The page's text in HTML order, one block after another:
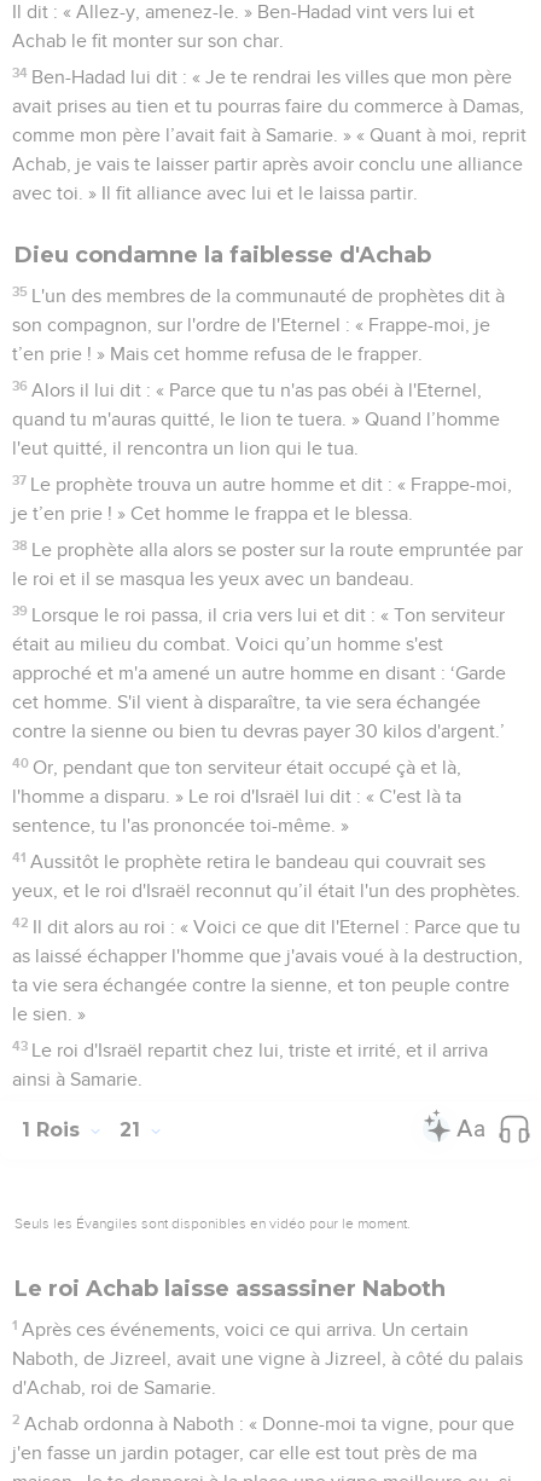
Il dit : « Allez-y, amenez-le. » Ben-Hadad vint vers lui et
Achab le fit monter sur son char.
34 Ben-Hadad lui dit : « Je te rendrai les villes que mon père
avait prises au tien et tu pourras faire du commerce à Damas,
comme mon père l’avait fait à Samarie. » « Quant à moi, reprit
Achab, je vais te laisser partir après avoir conclu une alliance
avec toi. » Il fit alliance avec lui et le laissa partir.
Dieu condamne la faiblesse d'Achab
35 L'un des membres de la communauté de prophètes dit à
son compagnon, sur l'ordre de l'Eternel : « Frappe-moi, je
t’en prie ! » Mais cet homme refusa de le frapper.
36 Alors il lui dit : « Parce que tu n'as pas obéi à l'Eternel,
quand tu m'auras quitté, le lion te tuera. » Quand l’homme
l'eut quitté, il rencontra un lion qui le tua.
37 Le prophète trouva un autre homme et dit : « Frappe-moi,
je t’en prie ! » Cet homme le frappa et le blessa.
38 Le prophète alla alors se poster sur la route empruntée par
le roi et il se masqua les yeux avec un bandeau.
39 Lorsque le roi passa, il cria vers lui et dit : « Ton serviteur
était au milieu du combat. Voici qu’un homme s'est
approché et m'a amené un autre homme en disant : ‘Garde
cet homme. S'il vient à disparaître, ta vie sera échangée
contre la sienne ou bien tu devras payer 30 kilos d'argent.’
40 Or, pendant que ton serviteur était occupé çà et là,
l'homme a disparu. » Le roi d'Israël lui dit : « C'est là ta
sentence, tu l'as prononcée toi-même. »
41 Aussitôt le prophète retira le bandeau qui couvrait ses
yeux, et le roi d'Israël reconnut qu’il était l'un des prophètes.
42 Il dit alors au roi : « Voici ce que dit l'Eternel : Parce que tu
as laissé échapper l'homme que j'avais voué à la destruction,
ta vie sera échangée contre la sienne, et ton peuple contre
le sien. »
43 Le roi d'Israël repartit chez lui, triste et irrité, et il arriva
ainsi à Samarie.
1 Rois 21
Seuls les Évangiles sont disponibles en vidéo pour le moment.
Le roi Achab laisse assassiner Naboth
1 Après ces événements, voici ce qui arriva. Un certain
Naboth, de Jizreel, avait une vigne à Jizreel, à côté du palais
d'Achab, roi de Samarie.
2 Achab ordonna à Naboth : « Donne-moi ta vigne, pour que
j'en fasse un jardin potager, car elle est tout près de ma